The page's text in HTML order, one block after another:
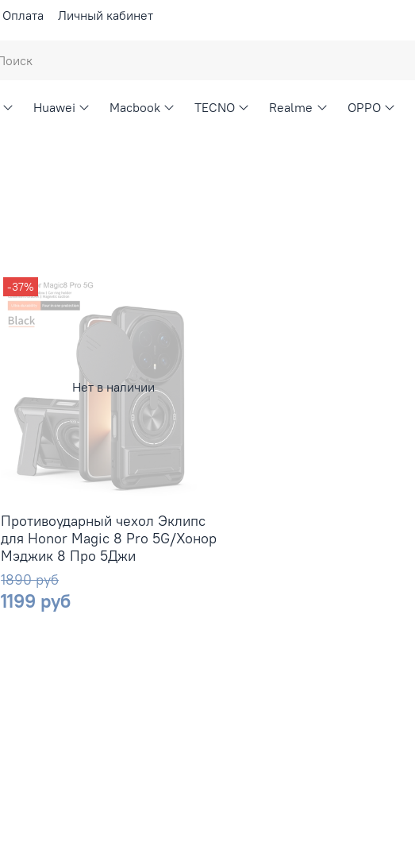
Оплата Личный кабинет
Huawei Macbook TECNO Realme OPPO
Нет в наличии
-37%
Противоударный чехол Эклипс
для Honor Magic 8 Pro 5G/Хонор
Мэджик 8 Про 5Джи
1890 руб
1199 руб